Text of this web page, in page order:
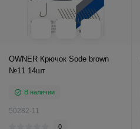
OWNER Крючок Sode brown
№11 14шт
В наличии
50282-11
0